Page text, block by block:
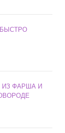
ИЗ ФАРША И